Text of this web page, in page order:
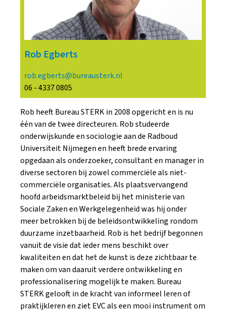
Rob Egberts
rob.egberts@bureausterk.nl
06 - 4337 0805
Rob heeft Bureau STERK in 2008 opgericht en is nu
één van de twee directeuren. Rob studeerde
onderwijskunde en sociologie aan de Radboud
Universiteit Nijmegen en heeft brede ervaring
opgedaan als onderzoeker, consultant en manager in
diverse sectoren bij zowel commerciële als niet-
commerciële organisaties. Als plaatsvervangend
hoofd arbeidsmarktbeleid bij het ministerie van
Sociale Zaken en Werkgelegenheid was hij onder
meer betrokken bij de beleidsontwikkeling rondom
duurzame inzetbaarheid. Rob is het bedrijf begonnen
vanuit de visie dat ieder mens beschikt over
kwaliteiten en dat het de kunst is deze zichtbaar te
maken om van daaruit verdere ontwikkeling en
professionalisering mogelijk te maken. Bureau
STERK gelooft in de kracht van informeel leren of
praktijkleren en ziet EVC als een mooi instrument om